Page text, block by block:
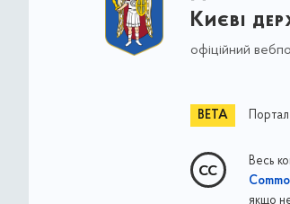
Києві
офіційний
Весь
якщо